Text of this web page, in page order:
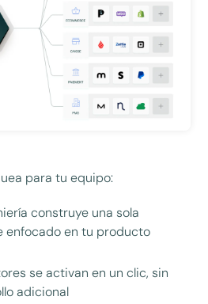
para tu equipo:
construye una sola
enfocado en tu producto
se activan en un clic, sin
adicional